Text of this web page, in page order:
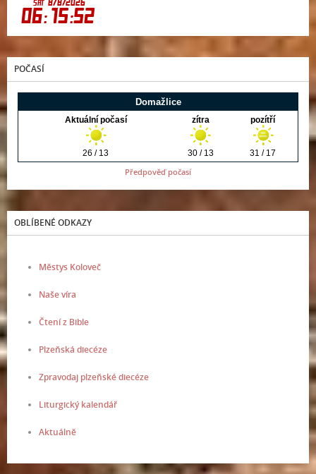
POČASÍ
Předpověď počasí
OBLÍBENÉ ODKAZY
Městys Koloveč
Naše víra
Čtení z Bible
Plzeňská diecéze
Zpravodaj plzeňské diecéze
Liturgický kalendář
Aktuálně